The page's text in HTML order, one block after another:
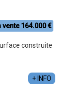
vente 164.000 €
construite
+ INFO